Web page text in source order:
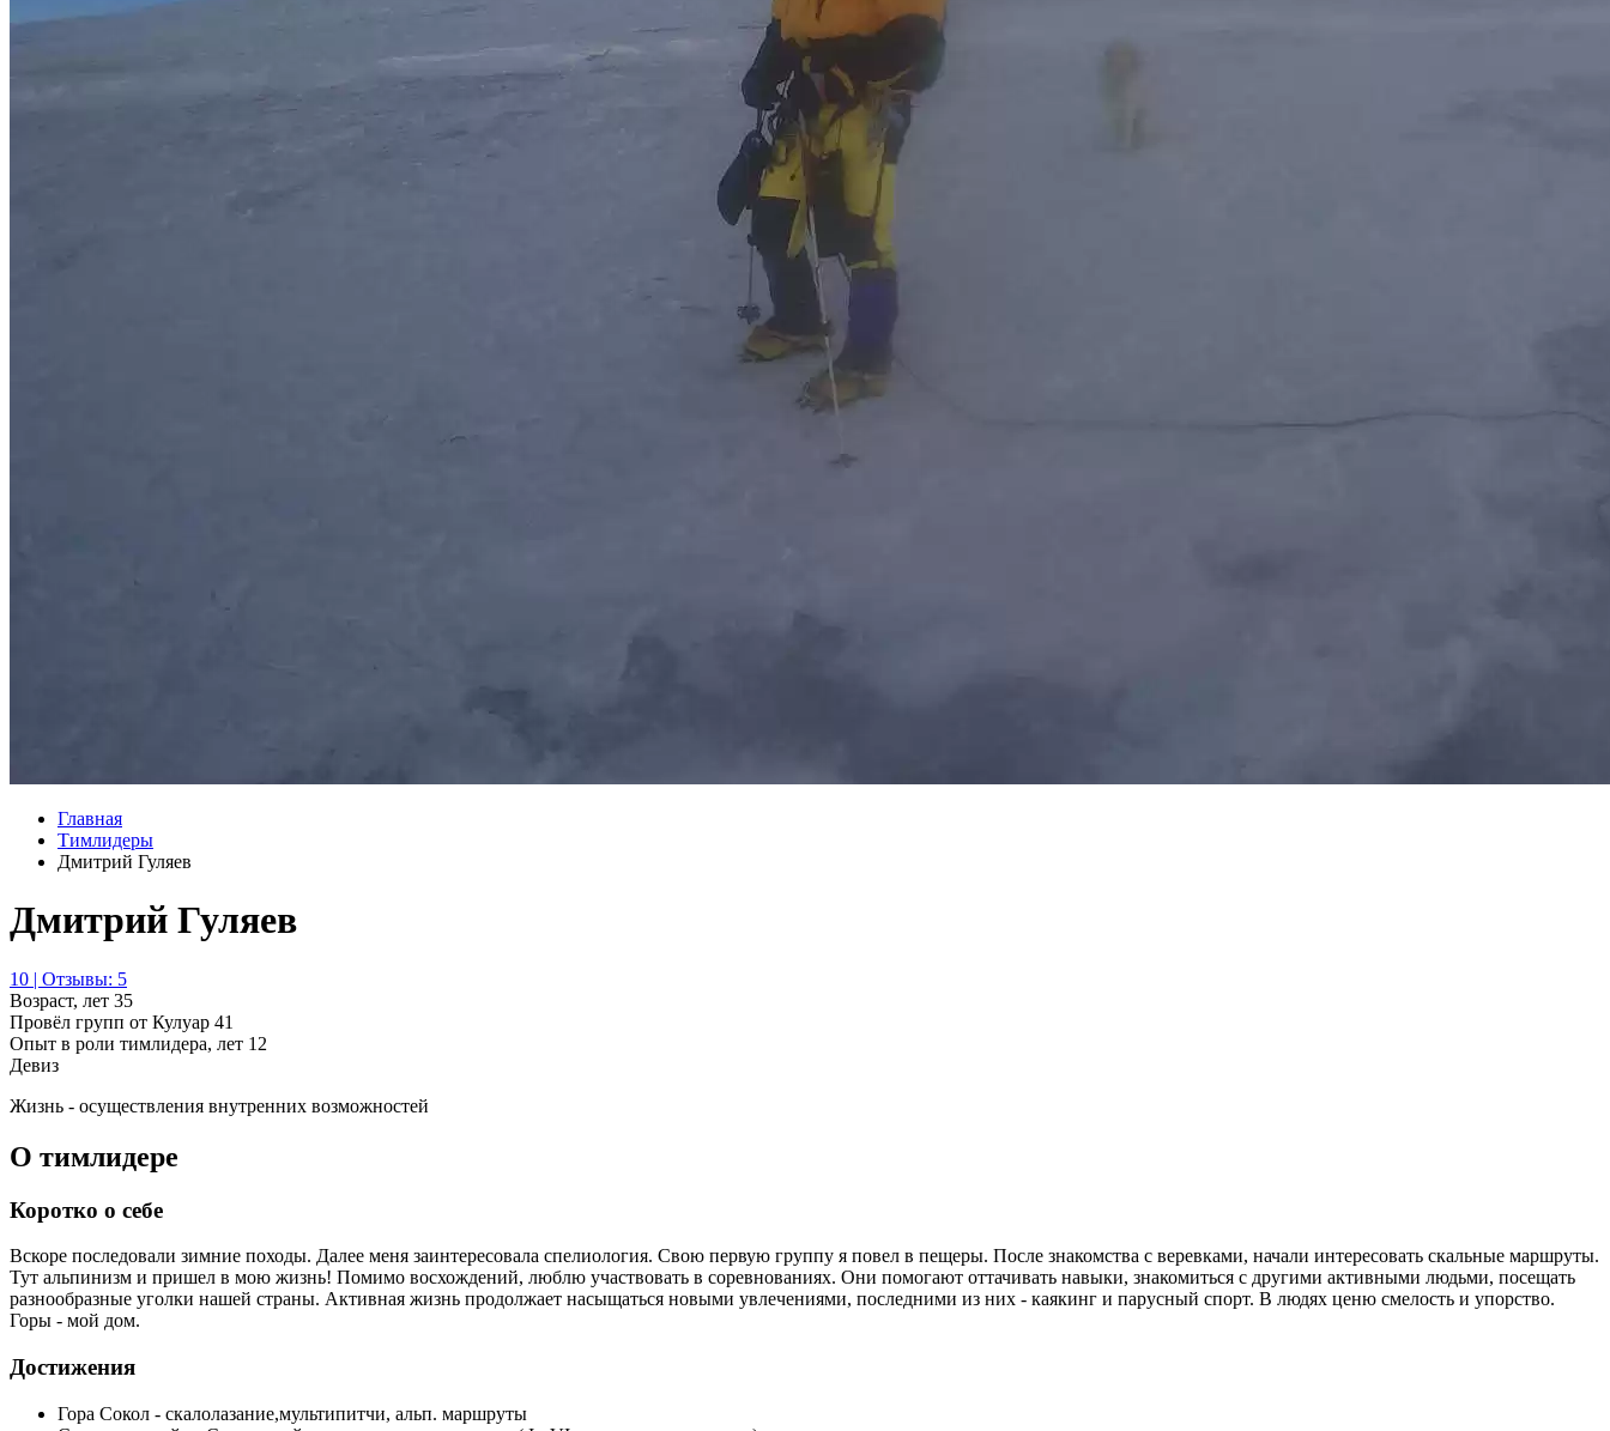
Главная
Тимлидеры
Дмитрий Гуляев
Дмитрий Гуляев
10 | Отзывы: 5
Возраст, лет 35
Провёл групп от Кулуар 41
Опыт в роли тимлидера, лет 12
Девиз
Жизнь - осуществления внутренних возможностей
О тимлидере
Коротко о себе
Вскоре последовали зимние походы. Далее меня заинтересовала спелиология. Свою первую группу я повел в пещеры. После знакомства с веревками, начали интересовать скальные маршруты.
Тут альпинизм и пришел в мою жизнь! Помимо восхождений, люблю участвовать в соревнованиях. Они помогают оттачивать навыки, знакомиться с другими активными людьми, посещать
разнообразные уголки нашей страны. Активная жизнь продолжает насыщаться новыми увлечениями, последними из них - каякинг и парусный спорт. В людях ценю смелость и упорство.
Горы - мой дом.
Достижения
Гора Сокол - скалолазание,мультипитчи, альп. маршруты